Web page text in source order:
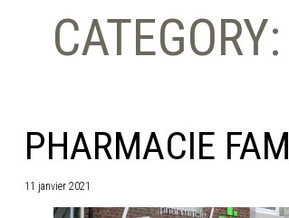
PHARMACIE
11 janvier 2021